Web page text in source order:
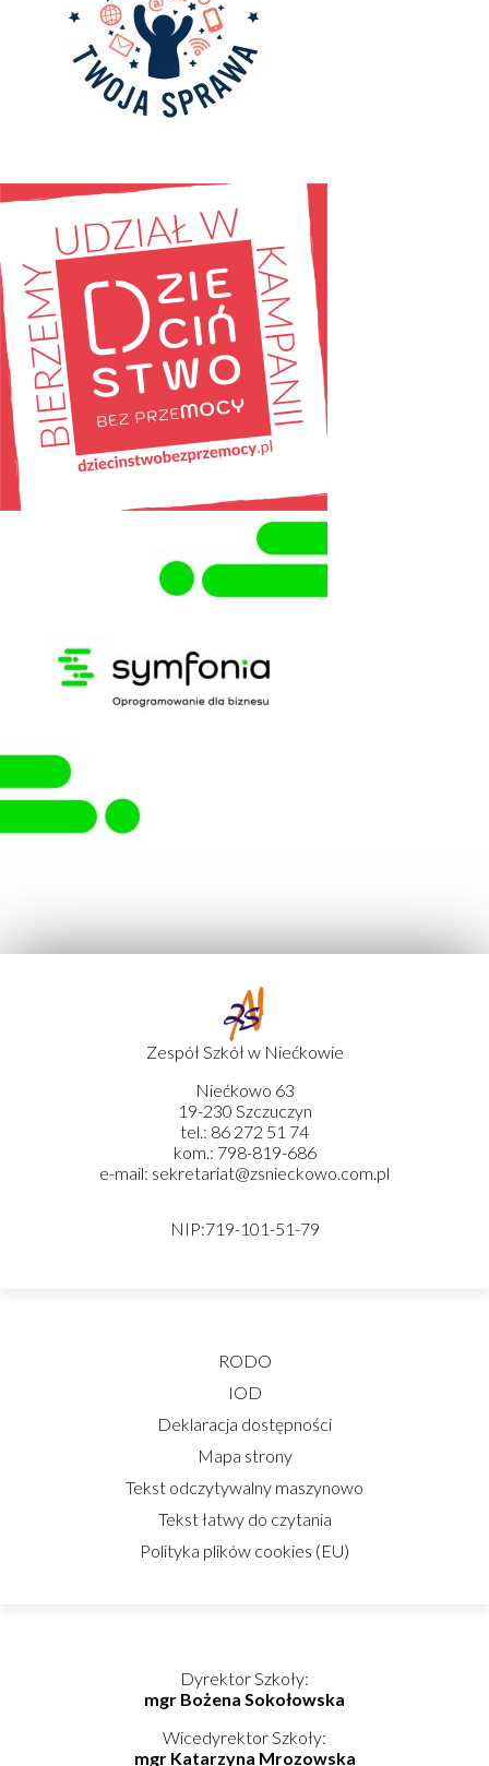
Zespół Szkół w Niećkowie
Niećkowo 63
19-230 Szczuczyn
tel.: 86 272 51 74
kom.: 798-819-686
e-mail: sekretariat@zsnieckowo.com.pl
NIP:719-101-51-79
RODO
IOD
Deklaracja dostępności
Mapa strony
Tekst odczytywalny maszynowo
Tekst łatwy do czytania
Polityka plików cookies (EU)
Dyrektor Szkoły:
mgr Bożena Sokołowska
Wicedyrektor Szkoły:
mgr Katarzyna Mrozowska